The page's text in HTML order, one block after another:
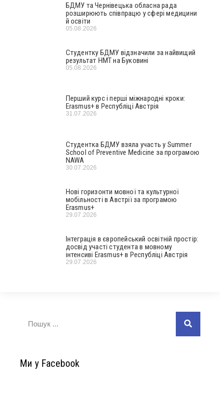
БДМУ та Чернівецька обласна рада
розширюють співпрацю у сфері медицини
й освіти
05.08.2026
Студентку БДМУ відзначили за найвищий
результат НМТ на Буковині
05.08.2026
Перший курс і перші міжнародні кроки:
Erasmus+ в Республіці Австрія
31.07.2026
Студентка БДМУ взяла участь у Summer
School of Preventive Medicine за програмою
NAWA
30.07.2026
Нові горизонти мовної та культурної
мобільності в Австрії за програмою
Erasmus+
29.07.2026
Інтеграція в європейський освітній простір:
досвід участі студента в мовному
інтенсиві Erasmus+ в Республіці Австрія
29.07.2026
Ми у Facebook